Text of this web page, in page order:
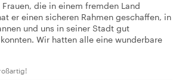
die in einem fremden Land
er einen sicheren Rahmen geschaffen, in
und uns in seiner Stadt gut
Wir hatten alle eine wunderbare